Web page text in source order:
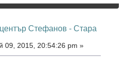
Стефанов - Стара
09, 2015, 20:54:26 pm »